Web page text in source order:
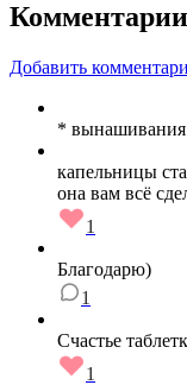
Комментарии
Добавить
* вынашивания
капельницы
она вам всё
1
Благодарю)
1
Счастье
1